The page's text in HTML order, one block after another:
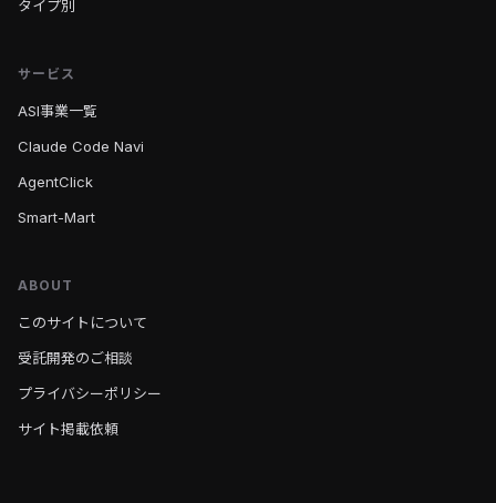
タイプ別
サービス
ASI事業一覧
Claude Code Navi
AgentClick
Smart-Mart
ABOUT
このサイトについて
受託開発のご相談
プライバシーポリシー
サイト掲載依頼